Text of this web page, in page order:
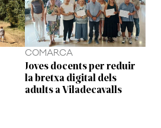
COMARCA
Joves docents per reduir
la bretxa digital dels
adults a Viladecavalls